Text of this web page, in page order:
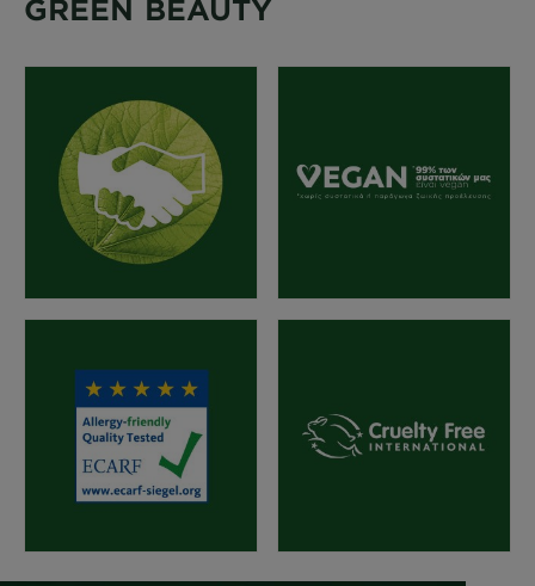
GREEN BEAUTY